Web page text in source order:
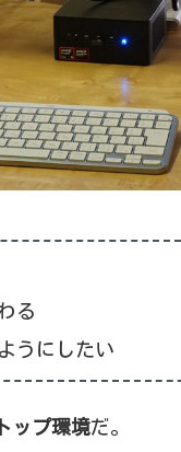
る
うにしたい
ップ環境だ。